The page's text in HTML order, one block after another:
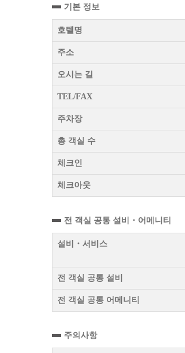
기본 정보
호텔명
주소
오시는 길
TEL/FAX
주차장
총 객실 수
체크인
체크아웃
전 객실 공통 설비・어메니티
설비・서비스
전 객실 공통 설비
전 객실 공통 어메니티
주의사항